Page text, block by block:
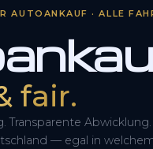
AUTOANKAUF · ALLE
fair.
Transparente Abwicklung.
— egal in